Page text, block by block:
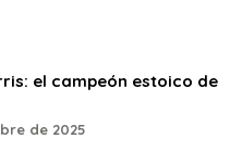
el campeón estoico de
de 2025